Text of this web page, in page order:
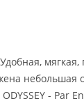
небольшая
- Par